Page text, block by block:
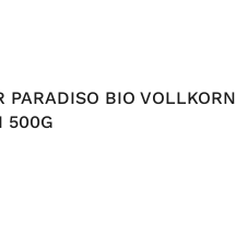
PARADISO BIO VOLLKORN
500G